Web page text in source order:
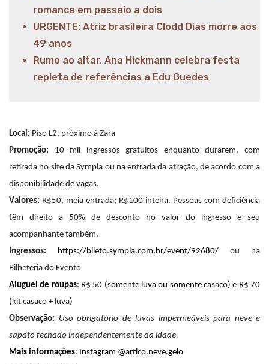
romance em passeio a dois
URGENTE: Atriz brasileira Clodd Dias morre aos
49 anos
Rumo ao altar, Ana Hickmann celebra festa
repleta de referências a Edu Guedes
Local: Piso L2, próximo à Zara
Promoção: 10 mil ingressos gratuitos enquanto durarem, com
retirada no site da Sympla ou na entrada da atração, de acordo com a
disponibilidade de vagas.
Valores: R$50, meia entrada; R$100 inteira. Pessoas com deficiência
têm direito a 50% de desconto no valor do ingresso e seu
acompanhante também.
Ingressos:
https://bileto.sympla.com.br/event/92680/ ou na
Bilheteria do Evento
Aluguel de roupas: R$ 50 (somente luva ou somente casaco) e R$70
(kit casaco + luva)
Observação: Uso obrigatório de luvas impermeáveis para neve e
sapato fechado independentemente da idade.
Mais informações: Instagram @artico.neve.gelo